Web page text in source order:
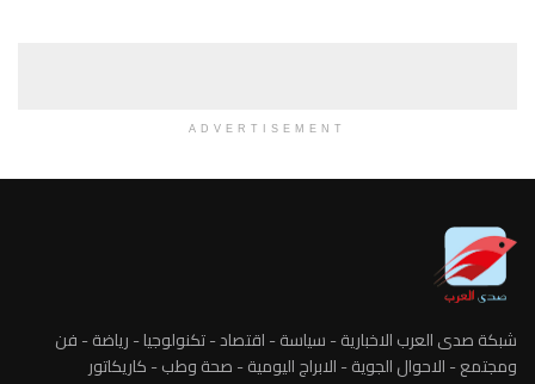
ADVERTISEMENT
شبكة صدى العرب الاخبارية - سياسة - اقتصاد - تكنولوجيا - رياضة - فن
ومجتمع - الاحوال الجوية - الابراج اليومية - صحة وطب - كاريكاتور